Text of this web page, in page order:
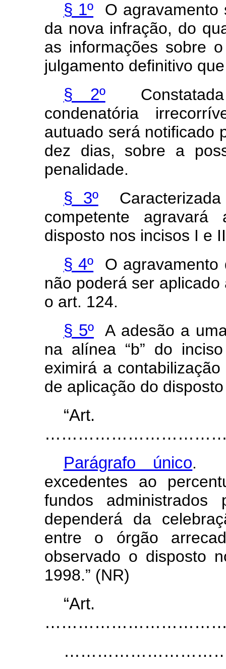
§ 1º O agravamento
da nova infração, do
as informações sobre
julgamento definitivo
§ 2ºConstatada
condenatória
autuado será notificado
dez dias, sobre a
penalidade.
§ 3ºCaracterizada
competente
disposto nos incisos I e
§ 4º O agravamento
não poderá ser
o art. 124.
§ 5º A adesão a
na alínea “b” do
eximirá a
de aplicação do
Parágrafo único. A
excedentes ao
fundos administrados
dependerá da
entre o órgão
observado o disposto
1998.” (NR)